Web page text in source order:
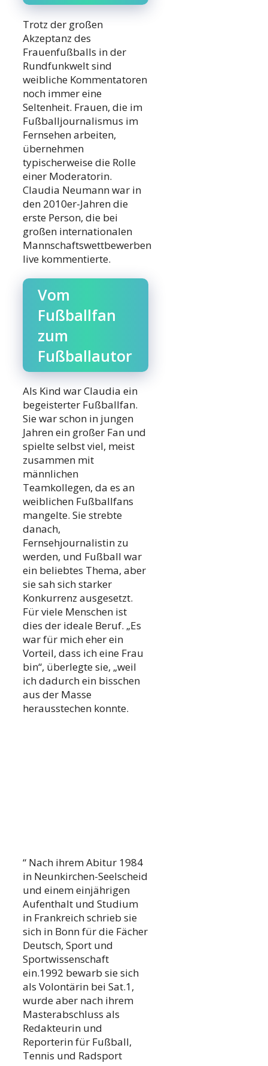
Trotz der großen
Akzeptanz des
Frauenfußballs in der
Rundfunkwelt sind
weibliche Kommentatoren
noch immer eine
Seltenheit. Frauen, die im
Fußballjournalismus im
Fernsehen arbeiten,
übernehmen
typischerweise die Rolle
einer Moderatorin.
Claudia Neumann war in
den 2010er-Jahren die
erste Person, die bei
großen internationalen
Mannschaftswettbewerben
live kommentierte.
Vom
Fußballfan
zum
Fußballautor
Als Kind war Claudia ein
begeisterter Fußballfan.
Sie war schon in jungen
Jahren ein großer Fan und
spielte selbst viel, meist
zusammen mit
männlichen
Teamkollegen, da es an
weiblichen Fußballfans
mangelte. Sie strebte
danach,
Fernsehjournalistin zu
werden, und Fußball war
ein beliebtes Thema, aber
sie sah sich starker
Konkurrenz ausgesetzt.
Für viele Menschen ist
dies der ideale Beruf. „Es
war für mich eher ein
Vorteil, dass ich eine Frau
bin“, überlegte sie, „weil
ich dadurch ein bisschen
aus der Masse
herausstechen konnte.
“ Nach ihrem Abitur 1984
in Neunkirchen-Seelscheid
und einem einjährigen
Aufenthalt und Studium
in Frankreich schrieb sie
sich in Bonn für die Fächer
Deutsch, Sport und
Sportwissenschaft
ein.1992 bewarb sie sich
als Volontärin bei Sat.1,
wurde aber nach ihrem
Masterabschluss als
Redakteurin und
Reporterin für Fußball,
Tennis und Radsport